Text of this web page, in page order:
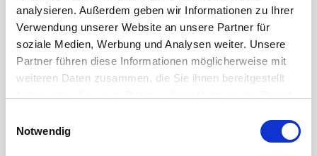
analysieren. Außerdem geben wir Informationen zu Ihrer
Verwendung unserer Website an unsere Partner für
soziale Medien, Werbung und Analysen weiter. Unsere
Partner führen diese Informationen möglicherweise mit
weiteren Daten zusammen, die Sie ihnen bereitgestellt
Notwendig
Mit dem Absenden des Formulars
akzeptieren Sie unsere
Datenschutzbestimmungen.